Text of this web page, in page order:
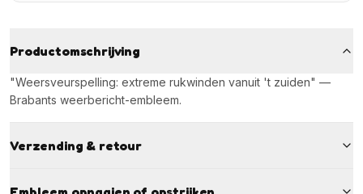
Productomschrijving
"Weersveurspelling: extreme rukwinden vanuit 't zuiden" —
Brabants weerbericht-embleem.
Verzending & retour